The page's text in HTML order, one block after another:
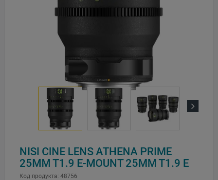
NISI CINE LENS ATHENA PRIME
25MM T1.9 E-MOUNT 25MM T1.9 E
Код продукта: 48756